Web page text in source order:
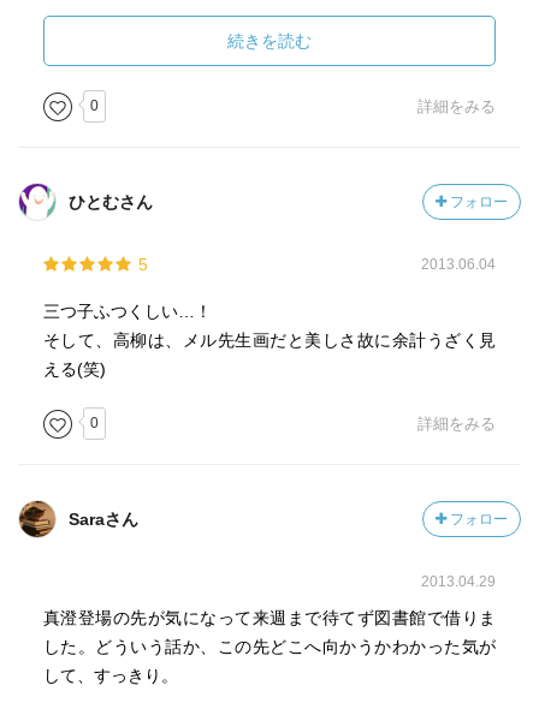
じっくり読むとかえって意味が取りづらい。
ポンポンとテンポよく読める。
アニメとかでも台詞は原作そのままで使えそうなほど喋り
言葉。
主人公の引っ込み思案なたどたどしさは台詞から伝わって
くる。
しやすい。
続きを読む
0 詳細をみる
ひとむさん フォロー
5 2013.06.04
三つ子ふつくしい…！
そして、高柳は、メル先生画だと美しさ故に余計うざく見
える(笑)
0 詳細をみる
Saraさん フォロー
2013.04.29
真澄登場の先が気になって来週まで待てず図書館で借りま
した。どういう話か、この先どこへ向かうかわかった気が
して、すっきり。